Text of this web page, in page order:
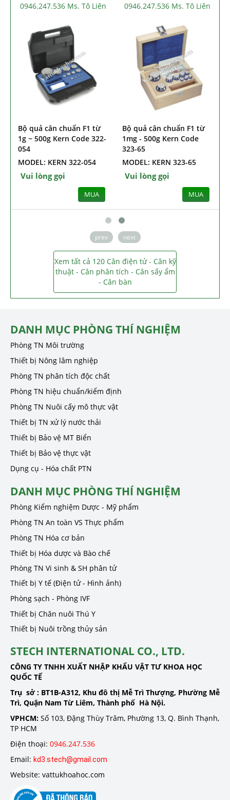
Ms. Tô Liên
chuẩn cấp E1
308-42
308-42
0946.247.536 Ms. Tô Liên
Bộ quả cân chuẩn cấp E2
Kern Code 313-054
MODEL: KERN 313-054
Vui lòng gọi
0946.247.536
Bộ quả cân
1g ~ 500g Kern
MODEL: KERN
prev next
Xem tất cả 120 Cân điện tử - Cân kỹ
thuật - Cân phân tích - Cân sấy ẩm
- Cân bàn
DANH MỤC PHÒNG THÍ NGHIỆM
Phòng TN Môi trường
Thiết bị Nông lâm nghiệp
Phòng TN phân tích độc chất
Phòng TN hiệu chuẩn/kiểm định
Phòng TN Nuôi cấy mô thực vật
Thiết bị TN xử lý nước thải
Thiết bị Bảo vệ MT Biển
Thiết bị Bảo vệ thực vật
Dụng cụ - Hóa chất PTN
DANH MỤC PHÒNG THÍ NGHIỆM
Phòng Kiểm nghiệm Dược - Mỹ phẩm
Phòng TN An toàn VS Thực phẩm
Phòng TN Hóa cơ bản
Thiết bị Hóa dược và Bào chế
Phòng TN Vi sinh & SH phân tử
Thiết bị Y tế (Điện tử - Hình ảnh)
Phòng sạch - Phòng IVF
Thiết bị Chăn nuôi Thú Y
Thiết bị Nuôi trồng thủy sản
STECH INTERNATIONAL CO., LTD.
CÔNG TY TNHH XUẤT NHẬP KHẨU VẬT TƯ KHOA HỌC
QUỐC TẾ
Trụ sở : BT1B-A312, Khu đô thị Mễ Trì Thượng, Phường Mễ
Trì, Quận Nam Từ Liêm, Thành phố Hà Nội.
VPHCM: Số 103, Đặng Thùy Trâm, Phường 13, Q. Bình Thạnh,
TP HCM
Điện thoại: 0946.247.536
Email: kd3.stech@gmail.com
Website: vattukhoahoc.com